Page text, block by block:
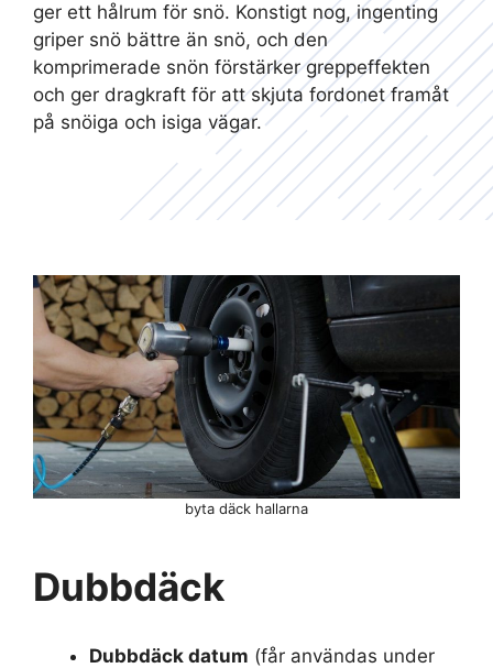
ger ett hålrum för snö. Konstigt nog, ingenting
griper snö bättre än snö, och den
komprimerade snön förstärker greppeffekten
och ger dragkraft för att skjuta fordonet framåt
på snöiga och isiga vägar.
byta däck hallarna
Dubbdäck
Dubbdäck datum (får användas under